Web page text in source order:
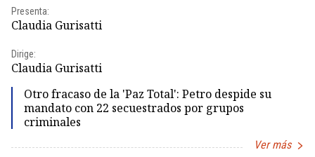
Presenta:
Claudia Gurisatti
Dirige:
Claudia Gurisatti
Otro fracaso de la 'Paz Total': Petro despide su
mandato con 22 secuestrados por grupos
criminales
Ver más